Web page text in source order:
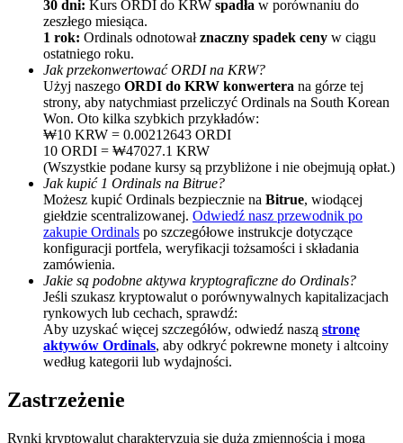
BTC Welcome Rewards
BTC Welcome Rewards
Deposit & Trade BTC to Share 25000 USDT prize pool!
Deposit CASHCAT & Win
30 dni: Kurs ORDI do KRW spadła w porównaniu do
zeszłego miesiąca.
1 rok: Ordinals odnotowałznaczny spadek ceny w ciągu
ostatniego roku.
Jak przekonwertować ORDI na KRW?
Użyj naszego ORDI do KRW konwertera na górze tej
strony, aby natychmiast przeliczyć Ordinals na South Korean
Won. Oto kilka szybkich przykładów:
₩10 KRW = 0.00212643 ORDI
10 ORDI = ₩47027.1 KRW
(Wszystkie podane kursy są przybliżone i nie obejmują opłat.)
Jak kupić 1 Ordinals na Bitrue?
Możesz kupić Ordinals bezpiecznie na Bitrue, wiodącej
giełdzie scentralizowanej. Odwiedź nasz przewodnik po
zakupie Ordinals po szczegółowe instrukcje dotyczące
konfiguracji portfela, weryfikacji tożsamości i składania
zamówienia.
Jakie są podobne aktywa kryptograficzne do Ordinals?
Jeśli szukasz kryptowalut o porównywalnych kapitalizacjach
rynkowych lub cechach, sprawdź:
Aby uzyskać więcej szczegółów, odwiedź naszą stronę
aktywów Ordinals, aby odkryć pokrewne monety i altcoiny
według kategorii lub wydajności.
Zastrzeżenie
Rynki kryptowalut charakteryzują się dużą zmiennością i mogą